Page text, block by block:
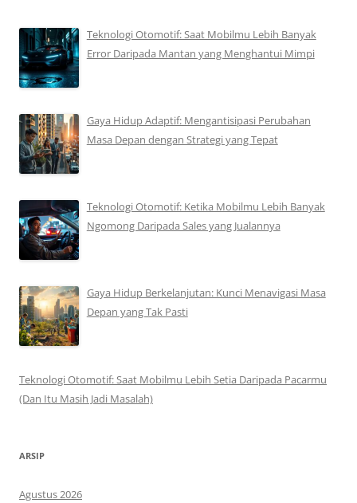
Teknologi Otomotif: Saat Mobilmu Lebih Banyak
Error Daripada Mantan yang Menghantui Mimpi
Gaya Hidup Adaptif: Mengantisipasi Perubahan
Masa Depan dengan Strategi yang Tepat
Teknologi Otomotif: Ketika Mobilmu Lebih Banyak
Ngomong Daripada Sales yang Jualannya
Gaya Hidup Berkelanjutan: Kunci Menavigasi Masa
Depan yang Tak Pasti
Teknologi Otomotif: Saat Mobilmu Lebih Setia Daripada Pacarmu
(Dan Itu Masih Jadi Masalah)
ARSIP
Agustus 2026